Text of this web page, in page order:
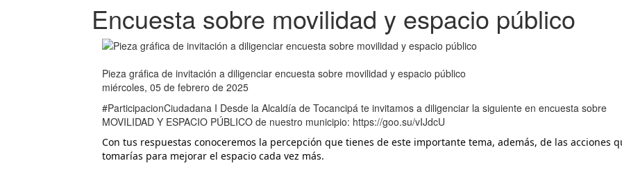
Encuesta sobre movilidad y espacio público
Pieza gráfica de invitación a diligenciar encuesta sobre movilidad y espacio público
miércoles, 05 de febrero de 2025
#ParticipacionCiudadana I Desde la Alcaldía de Tocancipá te invitamos a diligenciar la siguiente en encuesta sobre
MOVILIDAD Y ESPACIO PÚBLICO de nuestro municipio: https://goo.su/vIJdcU
Con tus respuestas conoceremos la percepción que tienes de este importante tema, además, de las acciones
tomarías para mejorar el espacio cada vez más.